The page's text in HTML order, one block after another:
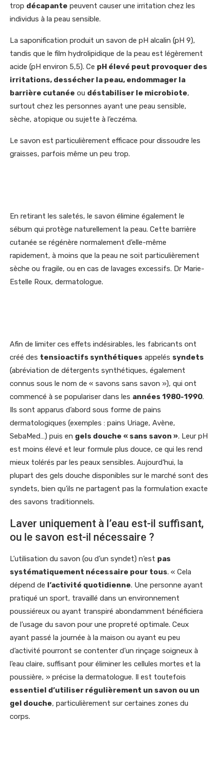
trop décapante peuvent causer une irritation chez les
individus à la peau sensible.
La saponification produit un savon de pH alcalin (pH 9),
tandis que le film hydrolipidique de la peau est légèrement
acide (pH environ 5,5). Ce pH élevé peut provoquer des
irritations, dessécher la peau, endommager la
barrière cutanée ou déstabiliser le microbiote,
surtout chez les personnes ayant une peau sensible,
sèche, atopique ou sujette à l’eczéma.
Le savon est particulièrement efficace pour dissoudre les
graisses, parfois même un peu trop.
En retirant les saletés, le savon élimine également le
sébum qui protège naturellement la peau. Cette barrière
cutanée se régénère normalement d’elle-même
rapidement, à moins que la peau ne soit particulièrement
sèche ou fragile, ou en cas de lavages excessifs. Dr Marie-
Estelle Roux, dermatologue.
Afin de limiter ces effets indésirables, les fabricants ont
créé des tensioactifs synthétiques appelés syndets
(abréviation de détergents synthétiques, également
connus sous le nom de « savons sans savon »), qui ont
commencé à se populariser dans les années 1980-1990.
Ils sont apparus d’abord sous forme de pains
dermatologiques (exemples : pains Uriage, Avène,
SebaMed…) puis en gels douche « sans savon ». Leur pH
est moins élevé et leur formule plus douce, ce qui les rend
mieux tolérés par les peaux sensibles. Aujourd’hui, la
plupart des gels douche disponibles sur le marché sont des
syndets, bien qu’ils ne partagent pas la formulation exacte
des savons traditionnels.
Laver uniquement à l’eau est-il suffisant,
ou le savon est-il nécessaire ?
L’utilisation du savon (ou d’un syndet) n’est pas
systématiquement nécessaire pour tous. « Cela
dépend de l’activité quotidienne. Une personne ayant
pratiqué un sport, travaillé dans un environnement
poussiéreux ou ayant transpiré abondamment bénéficiera
de l’usage du savon pour une propreté optimale. Ceux
ayant passé la journée à la maison ou ayant eu peu
d’activité pourront se contenter d’un rinçage soigneux à
l’eau claire, suffisant pour éliminer les cellules mortes et la
poussière, » précise la dermatologue. Il est toutefois
essentiel d’utiliser régulièrement un savon ou un
gel douche, particulièrement sur certaines zones du
corps.